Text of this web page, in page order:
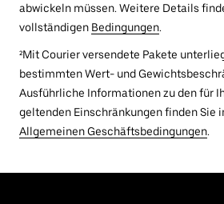
abwickeln müssen. Weitere Details
vollständigen Bedingungen.
²Mit Courier versendete Pakete
bestimmten Wert- und
Ausführliche Informationen zu den für
geltenden Einschränkungen finden Sie
Allgemeinen Geschäftsbedingungen.